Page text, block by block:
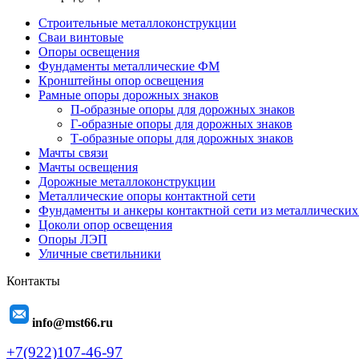
Строительные металлоконструкции
Сваи винтовые
Опоры освещения
Фундаменты металлические ФМ
Кронштейны опор освещения
Рамные опоры дорожных знаков
П-образные опоры для дорожных знаков
Г-образные опоры для дорожных знаков
Т-образные опоры для дорожных знаков
Мачты связи
Мачты освещения
Дорожные металлоконструкции
Металлические опоры контактной сети
Фундаменты и анкеры контактной сети из
Цоколи опор освещения
Опоры ЛЭП
Уличные светильники
Контакты
info@mst66.ru
+7(922)107-46-97